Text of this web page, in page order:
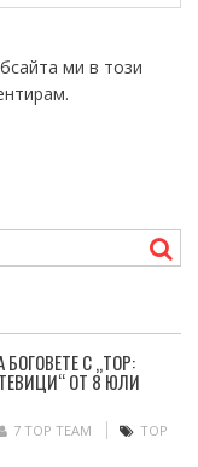
ми в този
С „ТОР:
ОТ 8 ЮЛИ
7 TOP TEAM ТОР